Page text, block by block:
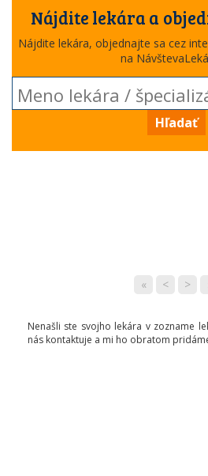
Nájdite lekára a
Nájdite lekára, objednajte sa cez
na
Hľadať
« < >
Nenašli ste svojho lekára v zozname
nás kontaktuje a mi ho obratom